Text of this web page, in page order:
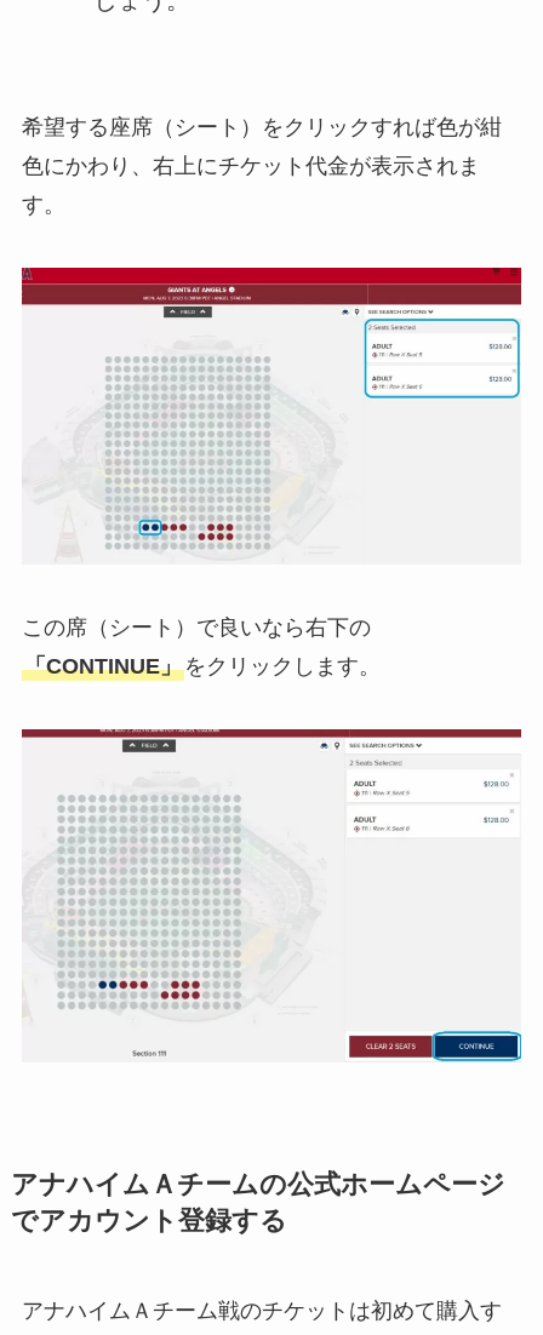
希望する座席（シート）をクリックすれば色が紺
色にかわり、右上にチケット代金が表示されま
す。
この席（シート）で良いなら右下の
「CONTINUE」をクリックします。
アナハイムＡチームの公式ホームページ
でアカウント登録する
アナハイムＡチーム戦のチケットは初めて購入す